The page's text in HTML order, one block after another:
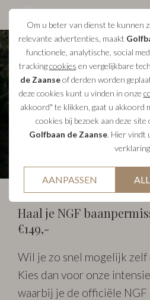
Om u beter van dienst te kunnen
relevante advertenties, maakt
functionele, analytische, social
trackingcookies en vergelijkbare
de Zaanseof derden worden
deze cookies kunt u vinden in onze
akkoord" te klikken, gaat u akkoord
cookies bij bezoek aan deze
Golfbaan de Zaanse. Hier vindt
AANPASSEN
Volg de 2-
De Zaanse
Haal je NGF
€149,-
Wil je zo snel mogelijk zelf
Kies dan voor onze
waarbij je de officiële NGF